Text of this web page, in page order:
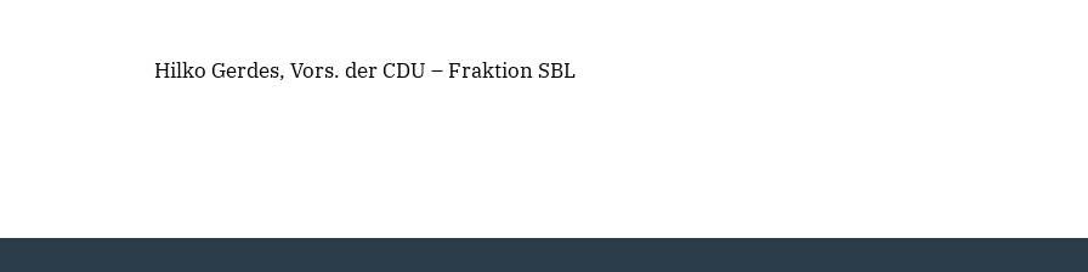
Hilko Gerdes, Vors. der CDU – Fraktion SBL